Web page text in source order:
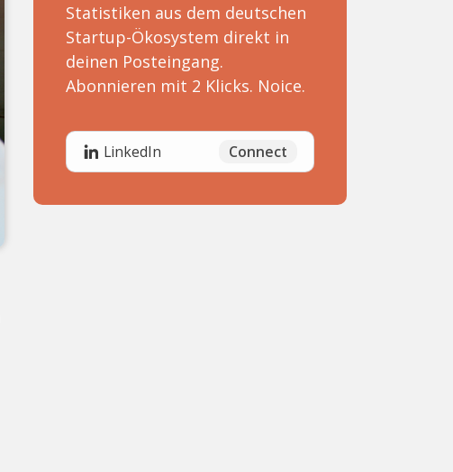
Statistiken aus dem deutschen
Startup-Ökosystem direkt in
deinen Posteingang.
Abonnieren mit 2 Klicks. Noice.
LinkedIn Connect